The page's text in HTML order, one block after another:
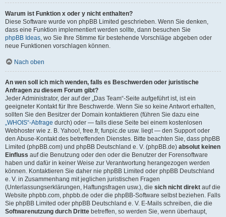
Warum ist Funktion x oder y nicht enthalten?
Diese Software wurde von phpBB Limited geschrieben. Wenn Sie denken,
dass eine Funktion implementiert werden sollte, dann besuchen Sie
phpBB Ideas, wo Sie Ihre Stimme für bestehende Vorschläge abgeben oder
neue Funktionen vorschlagen können.
Nach oben
An wen soll ich mich wenden, falls es Beschwerden oder juristische
Anfragen zu diesem Forum gibt?
Jeder Administrator, der auf der „Das Team“-Seite aufgeführt ist, ist ein
geeigneter Kontakt für Ihre Beschwerde. Wenn Sie so keine Antwort erhalten,
sollten Sie den Besitzer der Domain kontaktieren (führen Sie dazu eine
„WHOIS“-Abfrage durch) oder — falls diese Seite bei einem kostenlosen
Webhoster wie z. B. Yahoo!, free.fr, funpic.de usw. liegt — den Support oder
den Abuse-Kontakt des betreffenden Dienstes. Bitte beachten Sie, dass phpBB
Limited (phpBB.com) und phpBB Deutschland e. V. (phpBB.de) absolut keinen
Einfluss auf die Benutzung oder den oder die Benutzer der Forensoftware
haben und dafür in keiner Weise zur Verantwortung herangezogen werden
können. Kontaktieren Sie daher nie phpBB Limited oder phpBB Deutschland
e. V. in Zusammenhang mit jeglichen juristischen Fragen
(Unterlassungserklärungen, Haftungsfragen usw.), die sich nicht direkt auf die
Website phpbb.com, phpbb.de oder die phpBB-Software selbst beziehen. Falls
Sie phpBB Limited oder phpBB Deutschland e. V. E-Mails schreiben, die die
Softwarenutzung durch Dritte betreffen, so werden Sie, wenn überhaupt,